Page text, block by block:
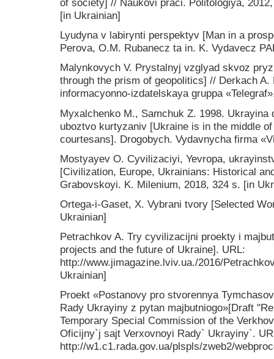
of society] // Naukovi praci. Politologiya,
[in Ukrainian]
Lyudyna v labirynti perspektyv [Man in a
Perova, O.M. Rubanecz ta in. K. Vydavecz
Malynkovych V. Prystalnyj vzglyad skvoz
through the prism of geopolitics] // Derkach
informacyonno-izdatelskaya gruppa
Myxalchenko M., Samchuk Z. 1998.
uboztvo kurtyzaniv [Ukraine is in the middle
courtesans]. Drogobych. Vydavnycha firma
Mostyayev O. Cyvilizaciyi, Yevropa,
[Civilization, Europe, Ukrainians: Historical
Grabovskoyi. K. Milenium, 2018, 324 s. [in
Ortega-i-Gaset, X. Vybrani tvory [Selected
Ukrainian]
Petrachkov A. Try cyvilizacijni proekty i
projects and the future of Ukraine]. URL:
http://www.jimagazine.lviv.ua./2016/
Ukrainian]
Proekt «Postanovy pro stvorennya
Rady Ukrayiny z pytan majbutniogo»[Draft
Temporary Special Commission of the
Oficijny`j sajt Verxovnoyi Rady` Ukrayiny`.
http://w1.c1.rada.gov.ua/plspls/zweb2/